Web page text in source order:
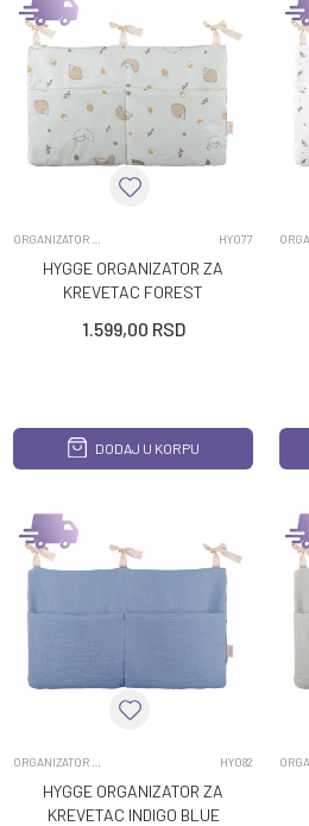
HY077
HYGGE ORGANIZATOR ZA
KREVETAC FOREST
1.599,00 RSD
DODAJ U KORPU
HY082
HYGGE ORGANIZATOR ZA
KREVETAC INDIGO BLUE